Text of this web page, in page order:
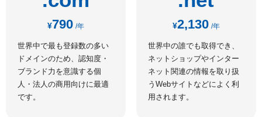
¥790 /年
世界中で最も登録数の多い
ドメインのため、認知度・
ブランド力を意識する個
人・法人の商用向けに最適
です。
¥2,130 /年
世界中の誰でも取得でき、
ネットショップやインター
ネット関連の情報を取り扱
うWebサイトなどによく利
用されます。